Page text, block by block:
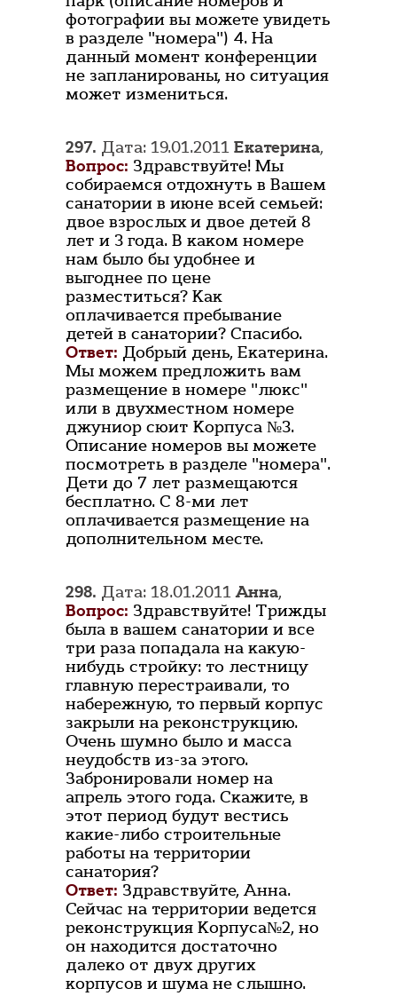
фотографии вы можете увидеть
в разделе "номера") 4. На
данный момент конференции
не запланированы, но ситуация
может измениться.
297. Дата: 19.01.2011 Екатерина,
Вопрос: Здравствуйте! Мы
собираемся отдохнуть в Вашем
санатории в июне всей семьей:
двое взрослых и двое детей 8
лет и 3 года. В каком номере
нам было бы удобнее и
выгоднее по цене
разместиться? Как
оплачивается пребывание
детей в санатории? Спасибо.
Ответ: Добрый день, Екатерина.
Мы можем предложить вам
размещение в номере "люкс"
или в двухместном номере
джуниор сюит Корпуса №3.
Описание номеров вы можете
посмотреть в разделе "номера".
Дети до 7 лет размещаются
бесплатно. С 8-ми лет
оплачивается размещение на
дополнительном месте.
298. Дата: 18.01.2011Анна,
Вопрос: Здравствуйте! Трижды
была в вашем санатории и все
три раза попадала на какую-
нибудь стройку: то лестницу
главную перестраивали, то
набережную, то первый корпус
закрыли на реконструкцию.
Очень шумно было и масса
неудобств из-за этого.
Забронировали номер на
апрель этого года. Скажите, в
этот период будут вестись
какие-либо строительные
работы на территории
санатория?
Ответ: Здравствуйте, Анна.
Сейчас на территории ведется
реконструкция Корпуса№2, но
он находится достаточно
далеко от двух других
корпусов и шума не слышно.